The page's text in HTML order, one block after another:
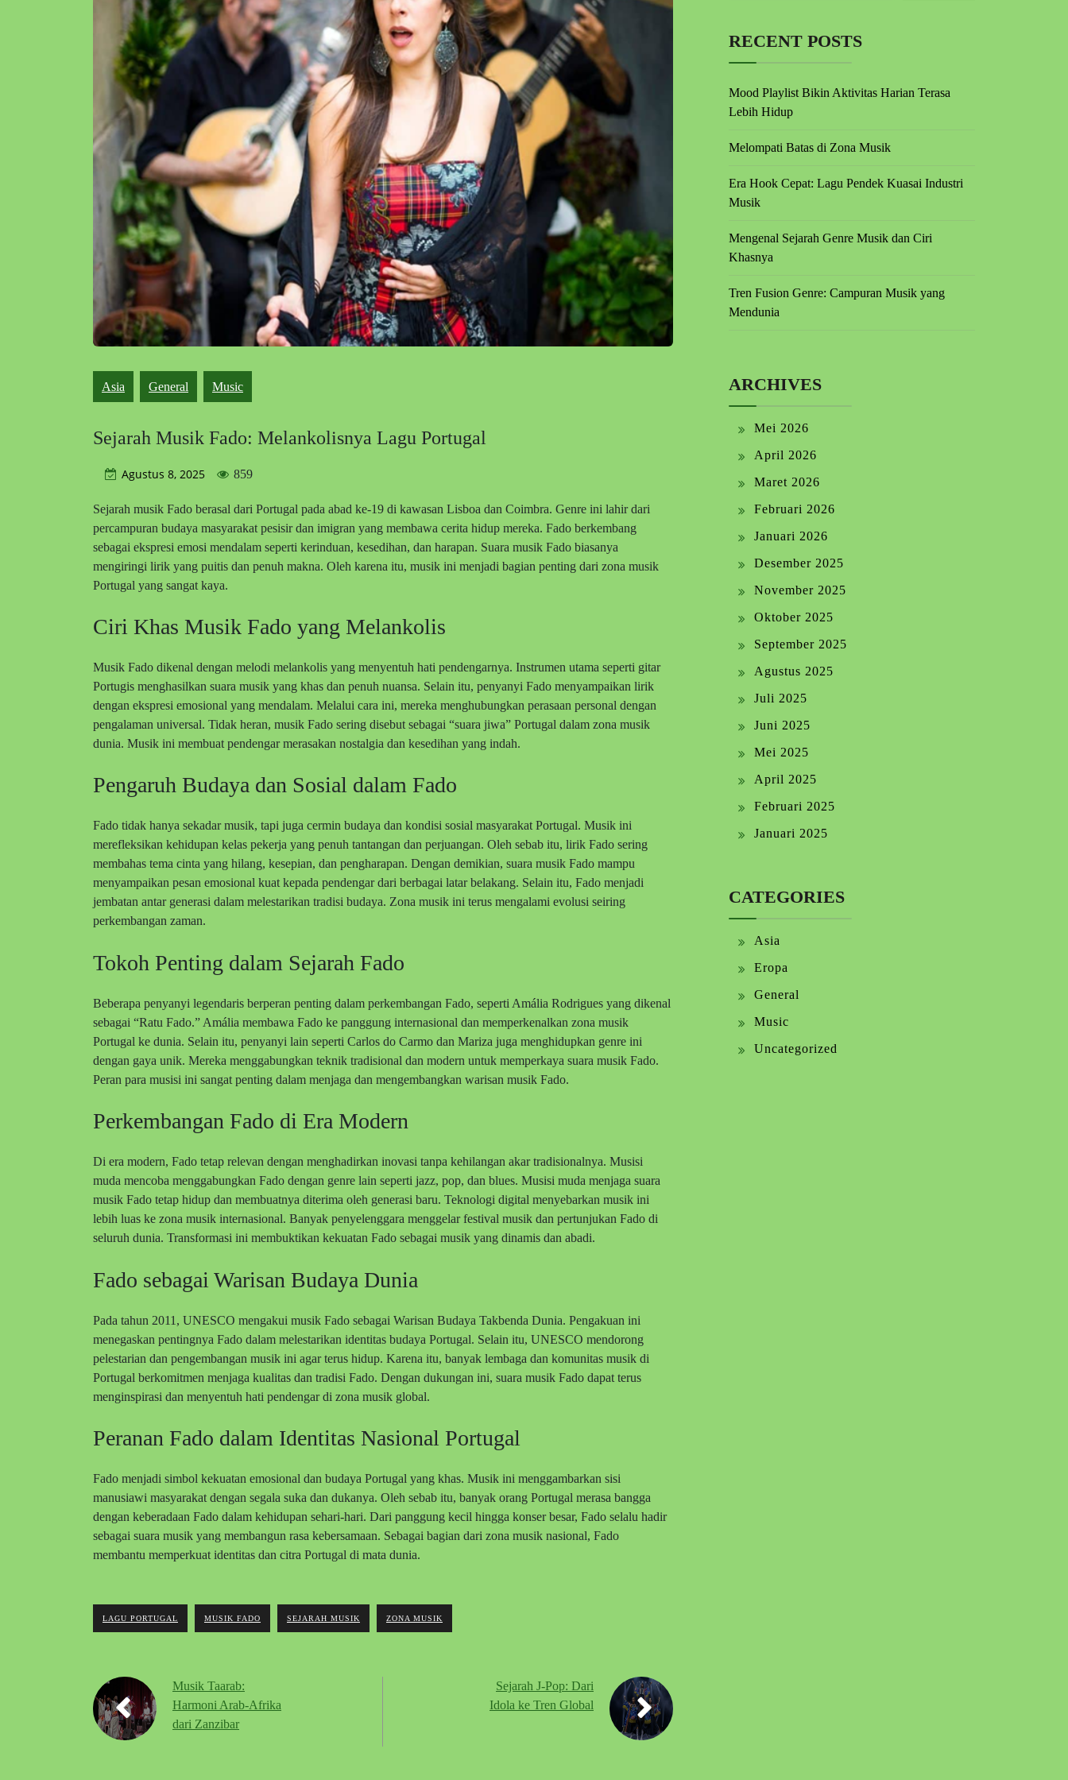
Asia General Music
Sejarah Musik Fado: Melankolisnya Lagu Portugal
Agustus 8, 2025 859
Sejarah musik Fado berasal dari Portugal pada abad ke-19 di kawasan Lisboa dan Coimbra. Genre ini lahir dari
percampuran budaya masyarakat pesisir dan imigran yang membawa cerita hidup mereka. Fado berkembang
sebagai ekspresi emosi mendalam seperti kerinduan, kesedihan, dan harapan. Suara musik Fado biasanya
mengiringi lirik yang puitis dan penuh makna. Oleh karena itu, musik ini menjadi bagian penting dari zona musik
Portugal yang sangat kaya.
Ciri Khas Musik Fado yang Melankolis
Musik Fado dikenal dengan melodi melankolis yang menyentuh hati pendengarnya. Instrumen utama seperti gitar
Portugis menghasilkan suara musik yang khas dan penuh nuansa. Selain itu, penyanyi Fado menyampaikan lirik
dengan ekspresi emosional yang mendalam. Melalui cara ini, mereka menghubungkan perasaan personal dengan
pengalaman universal. Tidak heran, musik Fado sering disebut sebagai “suara jiwa” Portugal dalam zona musik
dunia. Musik ini membuat pendengar merasakan nostalgia dan kesedihan yang indah.
Pengaruh Budaya dan Sosial dalam Fado
Fado tidak hanya sekadar musik, tapi juga cermin budaya dan kondisi sosial masyarakat Portugal. Musik ini
merefleksikan kehidupan kelas pekerja yang penuh tantangan dan perjuangan. Oleh sebab itu, lirik Fado sering
membahas tema cinta yang hilang, kesepian, dan pengharapan. Dengan demikian, suara musik Fado mampu
menyampaikan pesan emosional kuat kepada pendengar dari berbagai latar belakang. Selain itu, Fado menjadi
jembatan antar generasi dalam melestarikan tradisi budaya. Zona musik ini terus mengalami evolusi seiring
perkembangan zaman.
Tokoh Penting dalam Sejarah Fado
Beberapa penyanyi legendaris berperan penting dalam perkembangan Fado, seperti Amália Rodrigues yang dikenal
sebagai “Ratu Fado.” Amália membawa Fado ke panggung internasional dan memperkenalkan zona musik
Portugal ke dunia. Selain itu, penyanyi lain seperti Carlos do Carmo dan Mariza juga menghidupkan genre ini
dengan gaya unik. Mereka menggabungkan teknik tradisional dan modern untuk memperkaya suara musik Fado.
Peran para musisi ini sangat penting dalam menjaga dan mengembangkan warisan musik Fado.
Perkembangan Fado di Era Modern
Di era modern, Fado tetap relevan dengan menghadirkan inovasi tanpa kehilangan akar tradisionalnya. Musisi
muda mencoba menggabungkan Fado dengan genre lain seperti jazz, pop, dan blues. Musisi muda menjaga suara
musik Fado tetap hidup dan membuatnya diterima oleh generasi baru. Teknologi digital menyebarkan musik ini
lebih luas ke zona musik internasional. Banyak penyelenggara menggelar festival musik dan pertunjukan Fado di
seluruh dunia. Transformasi ini membuktikan kekuatan Fado sebagai musik yang dinamis dan abadi.
Fado sebagai Warisan Budaya Dunia
Pada tahun 2011, UNESCO mengakui musik Fado sebagai Warisan Budaya Takbenda Dunia. Pengakuan ini
menegaskan pentingnya Fado dalam melestarikan identitas budaya Portugal. Selain itu, UNESCO mendorong
pelestarian dan pengembangan musik ini agar terus hidup. Karena itu, banyak lembaga dan komunitas musik di
Portugal berkomitmen menjaga kualitas dan tradisi Fado. Dengan dukungan ini, suara musik Fado dapat terus
menginspirasi dan menyentuh hati pendengar di zona musik global.
Peranan Fado dalam Identitas Nasional Portugal
Fado menjadi simbol kekuatan emosional dan budaya Portugal yang khas. Musik ini menggambarkan sisi
manusiawi masyarakat dengan segala suka dan dukanya. Oleh sebab itu, banyak orang Portugal merasa bangga
dengan keberadaan Fado dalam kehidupan sehari-hari. Dari panggung kecil hingga konser besar, Fado selalu hadir
sebagai suara musik yang membangun rasa kebersamaan. Sebagai bagian dari zona musik nasional, Fado
membantu memperkuat identitas dan citra Portugal di mata dunia.
LAGU PORTUGAL MUSIK FADO SEJARAH MUSIK ZONA MUSIK
Musik Taarab:
Harmoni Arab-Afrika
dari Zanzibar
Sejarah J-Pop: Dari
Idola ke Tren Global
RECENT POSTS
Mood Playlist Bikin Aktivitas Harian Terasa
Lebih Hidup
Melompati Batas di Zona Musik
Era Hook Cepat: Lagu Pendek Kuasai Industri
Musik
Mengenal Sejarah Genre Musik dan Ciri
Khasnya
Tren Fusion Genre: Campuran Musik yang
Mendunia
ARCHIVES
Mei 2026
April 2026
Maret 2026
Februari 2026
Januari 2026
Desember 2025
November 2025
Oktober 2025
September 2025
Agustus 2025
Juli 2025
Juni 2025
Mei 2025
April 2025
Februari 2025
Januari 2025
CATEGORIES
Asia
Eropa
General
Music
Uncategorized